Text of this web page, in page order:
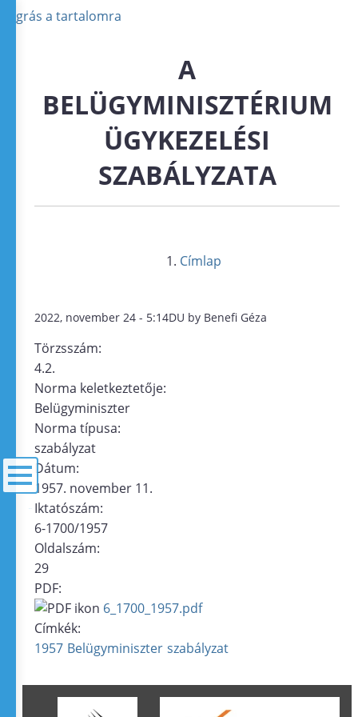
Ugrás a tartalomra
A
BELÜGYMINISZTÉRIUM
ÜGYKEZELÉSI
SZABÁLYZATA
Címlap
2022, november 24 - 5:14DU by Benefi Géza
Törzsszám:
4.2.
Norma keletkeztetője:
Belügyminiszter
Norma típusa:
szabályzat
Dátum:
1957. november 11.
Iktatószám:
6-1700/1957
Oldalszám:
29
PDF:
6_1700_1957.pdf
Címkék:
1957 Belügyminiszter szabályzat